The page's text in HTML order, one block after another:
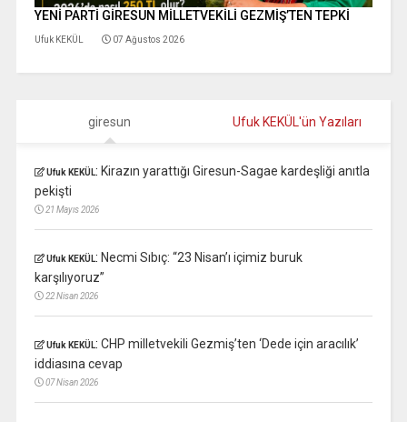
YENİ PARTİ GİRESUN MİLLETVEKİLİ GEZMİŞ’TEN TEPKİ
Ufuk KEKÜL 07 Ağustos 2026
giresun Ufuk KEKÜL'ün Yazıları
Ufuk KEKÜL: Kirazın yarattığı Giresun-Sagae kardeşliği anıtla
pekişti
21 Mayıs 2026
Ufuk KEKÜL: Necmi Sıbıç: “23 Nisan’ı içimiz buruk
karşılıyoruz”
22 Nisan 2026
Ufuk KEKÜL: CHP milletvekili Gezmiş’ten ‘Dede için aracılık’
iddiasına cevap
07 Nisan 2026